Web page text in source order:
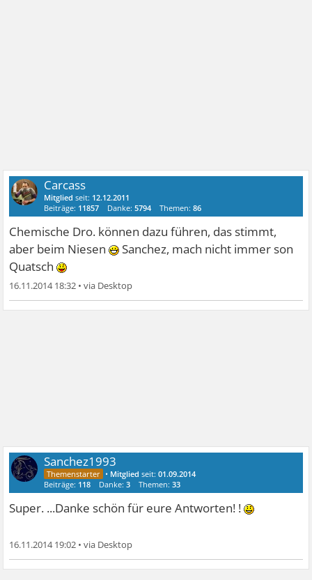
Carcass
Mitglied seit: 12.12.2011
Beiträge: 11857 Danke:5794 Themen:86
Chemische Dro. können dazu führen, das stimmt,
aber beim Niesen
Sanchez, mach nicht immer son
Quatsch
16.11.2014 18:32 •
Sanchez1993
• Mitglied seit:01.09.2014
Beiträge: 118 Danke:3 Themen:33
Super. ...Danke schön für eure Antworten! !
16.11.2014 19:02 •